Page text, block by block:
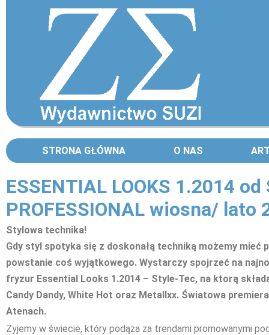
STRONA GŁÓWNA O NAS
ESSENTIAL LOOKS 1.2014 od
PROFESSIONAL wiosna/ lato
Stylowa technika!
Gdy styl spotyka się z doskonałą techniką możemy mieć
powstanie coś wyjątkowego. Wystarczy spojrzeć na
fryzur Essential Looks 1.2014 – Style-Tec, na ktorą
Candy Dandy, White Hot oraz Metallxx. Światowa
Atenach.
Żyjemy w świecie, który podąża za trendami promowanymi